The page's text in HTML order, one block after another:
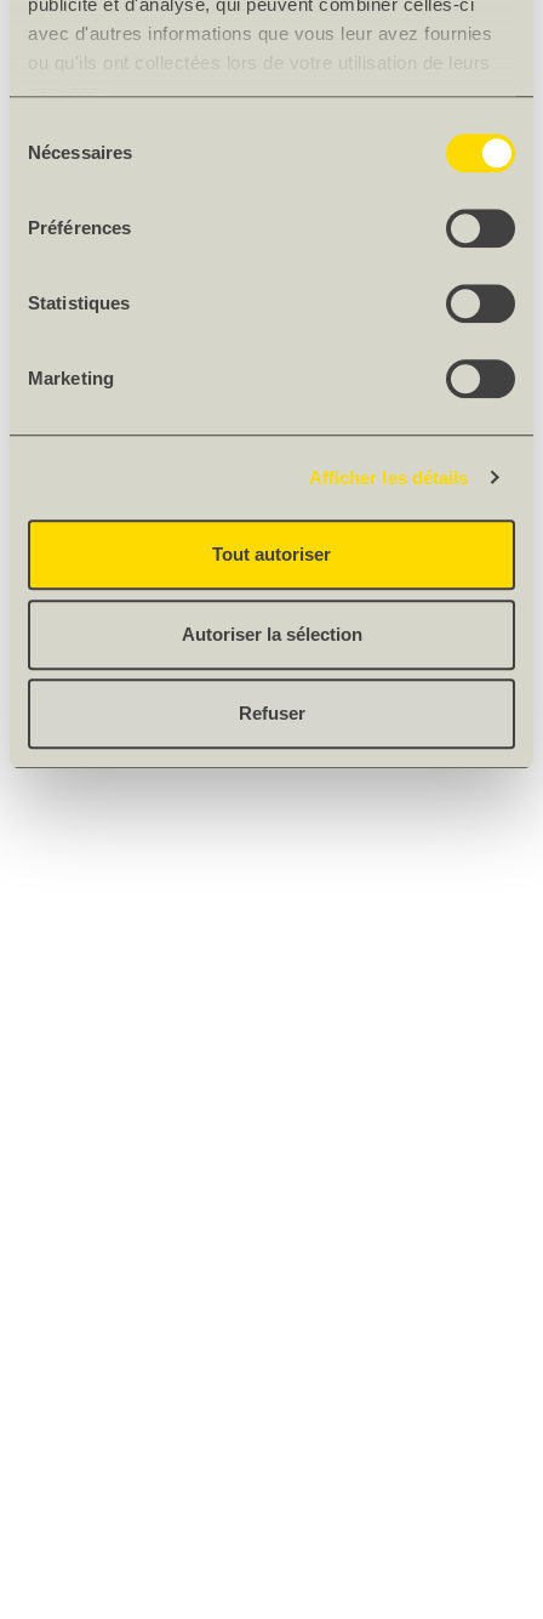
avec d'autres informations que vous leur avez fournies
ou qu'ils ont collectées lors de votre utilisation de leurs
services.
Nécessaires
Préférences
Statistiques
Marketing
Afficher les détails
Tout autoriser
Autoriser la sélection
Refuser